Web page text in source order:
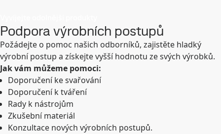
Podpora výrobních postupů
Požádejte o pomoc našich odborníků, zajistěte hladký
výrobní postup a získejte vyšší hodnotu ze svých výrobků.
Jak vám můžeme pomoci:
Doporučení ke svařování
Doporučení k tváření
Rady k nástrojům
Zkušební materiál
Konzultace nových výrobních postupů.